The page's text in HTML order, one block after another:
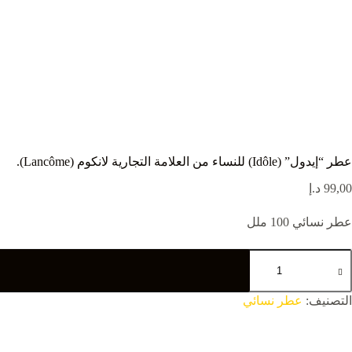
عطر “إيدول” (Idôle) للنساء من العلامة التجارية لانكوم (Lancôme).
99,00 د.إ
عطر نسائي 100 ملل
التصنيف: عطر نسائي